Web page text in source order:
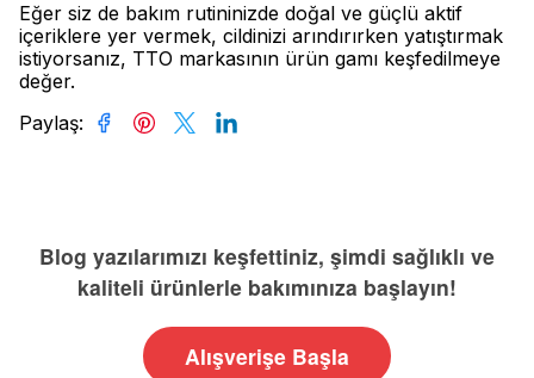
Eğer siz de bakım rutininizde doğal ve güçlü aktif
içeriklere yer vermek, cildinizi arındırırken yatıştırmak
istiyorsanız, TTO markasının ürün gamı keşfedilmeye
değer.
Paylaş:
Blog yazılarımızı keşfettiniz, şimdi sağlıklı ve
kaliteli ürünlerle bakımınıza başlayın!
Alışverişe Başla